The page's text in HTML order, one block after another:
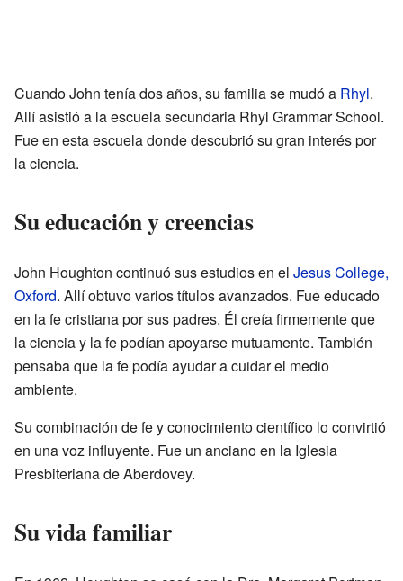
Cuando John tenía dos años, su familia se mudó a Rhyl.
Allí asistió a la escuela secundaria Rhyl Grammar School.
Fue en esta escuela donde descubrió su gran interés por
la ciencia.
Su educación y creencias
John Houghton continuó sus estudios en el Jesus College,
Oxford. Allí obtuvo varios títulos avanzados. Fue educado
en la fe cristiana por sus padres. Él creía firmemente que
la ciencia y la fe podían apoyarse mutuamente. También
pensaba que la fe podía ayudar a cuidar el medio
ambiente.
Su combinación de fe y conocimiento científico lo convirtió
en una voz influyente. Fue un anciano en la Iglesia
Presbiteriana de Aberdovey.
Su vida familiar